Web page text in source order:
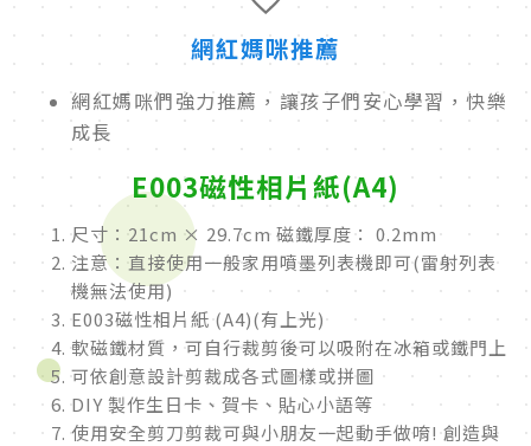
網紅媽咪推薦
網紅媽咪們強力推薦，讓孩子們安心學習，快樂
成長
E003磁性相片紙(A4)
尺寸：21cm × 29.7cm 磁鐵厚度： 0.2mm
注意：直接使用一般家用噴墨列表機即可(雷射列表
機無法使用)
E003磁性相片紙 (A4)(有上光)
軟磁鐵材質，可自行裁剪後可以吸附在冰箱或鐵門上
可依創意設計剪裁成各式圖樣或拼圖
DIY 製作生日卡、賀卡、貼心小語等
使用安全剪刀剪裁可與小朋友一起動手做唷! 創造與